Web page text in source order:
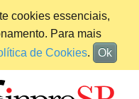
cookies essenciais,
Para mais
de Cookies. Ok